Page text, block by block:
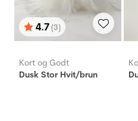
Vurdering:
4.7(3)
ud af 5 stjerner
Kort og Godt
Dusk Stor Hvit/brun